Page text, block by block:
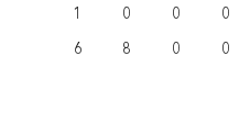
1 0 0 0
6 8 0 0